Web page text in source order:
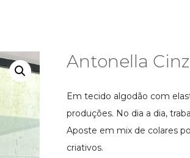
Antonella
Em tecido algodão com
produções. No dia a dia,
Aposte em mix de colares
criativos.